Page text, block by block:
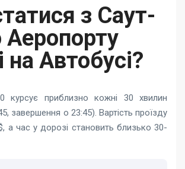
з Саут-
Аеропорту
Автобусі?
приблизно кожні 30 хвилин
завершення о 23:45). Вартість проїзду
а час у дорозі становить близько 30-